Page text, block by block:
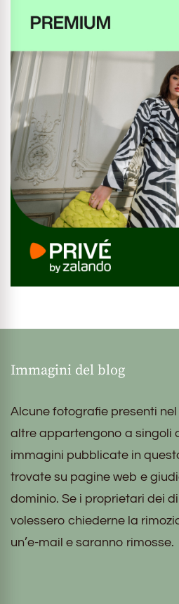
Immagini del blog
Alcune fotografie presenti
altre appartengono a singoli
immagini pubblicate in
trovate su pagine web e
dominio. Se i proprietari dei
volessero chiederne la
un’e-mail e saranno rimosse.